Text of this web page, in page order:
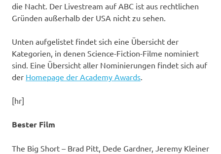
die Nacht. Der Livestream auf ABC ist aus rechtlichen
Gründen außerhalb der USA nicht zu sehen.
Unten aufgelistet findet sich eine Übersicht der
Kategorien, in denen Science-Fiction-Filme nominiert
sind. Eine Übersicht aller Nominierungen findet sich auf
der Homepage der Academy Awards.
[hr]
Bester Film
The Big Short – Brad Pitt, Dede Gardner, Jeremy Kleiner